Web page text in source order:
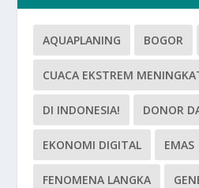
AQUAPLANING BOGOR
CUACA EKSTREM
DI INDONESIA! DONOR
EKONOMI DIGITAL EMAS
FENOMENA LANGKA